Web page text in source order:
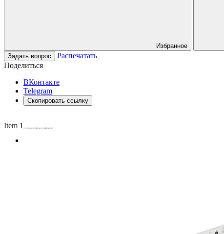
Избранное
Задать вопрос
Распечатать
Поделиться
ВКонтакте
Telegram
Скопировать ссылку
Item 1 of 2